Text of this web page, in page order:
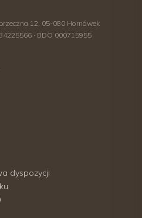
12, 05-080 Hornówek
· BDO 000715955
dyspozycji